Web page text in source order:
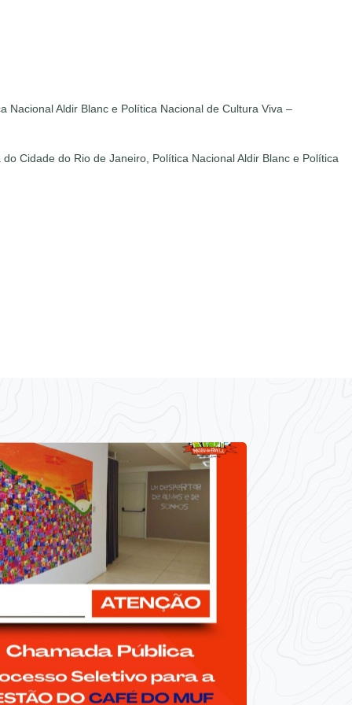
Nacional Aldir Blanc e Política Nacional de Cultura Viva –
Cidade do Rio de Janeiro, Política Nacional Aldir Blanc e Política